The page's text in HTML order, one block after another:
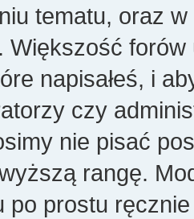
tematu, oraz
Większość
napisałeś, i
czy
nie pisać
rangę.
po prostu